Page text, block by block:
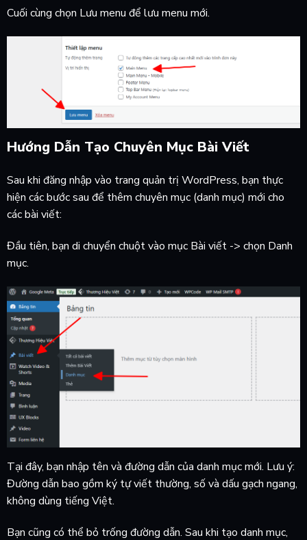
Cuối cùng chọn Lưu menu để lưu menu mới.
Hướng Dẫn Tạo Chuyên Mục Bài Viết
Sau khi đăng nhập vào trang quản trị WordPress, bạn thực
hiện các bước sau để thêm chuyên mục (danh mục) mới cho
các bài viết:
Đầu tiên, bạn di chuyển chuột vào mục Bài viết -> chọn Danh
mục.
Tại đây, bạn nhập tên và đường dẫn của danh mục mới. Lưu ý:
Đường dẫn bao gồm ký tự viết thường, số và dấu gạch ngang,
không dùng tiếng Việt.
Bạn cũng có thể bỏ trống đường dẫn. Sau khi tạo danh mục,